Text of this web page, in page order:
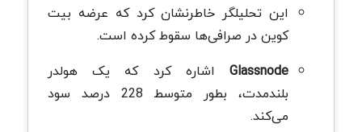
این تحلیلگر خاطرنشان کرد که عرضه بیت
کوین در صرافی‌ها سقوط کرده است.
Glassnode اشاره کرد که یک هولدر
بلندمدت، بطور متوسط 228 درصد سود
می‌کند.